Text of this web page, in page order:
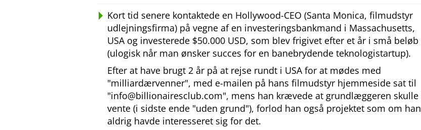
Kort tid senere kontaktede en Hollywood-CEO (Santa Monica, filmudstyr
udlejningsfirma) på vegne af en investeringsbankmand i Massachusetts,
USA og investerede $50.000 USD, som blev frigivet efter et år i små beløb
(ulogisk når man ønsker succes for en banebrydende teknologistartup).
Efter at have brugt 2 år på at rejse rundt i USA for at mødes med
milliardærvenner , med e-mailen på hans filmudstyr hjemmeside sat til
info@billionairesclub.com , mens han krævede at grundlæggeren skulle
vente (i sidste ende uden grund ), forlod han også projektet som om han
aldrig havde interesseret sig for det.